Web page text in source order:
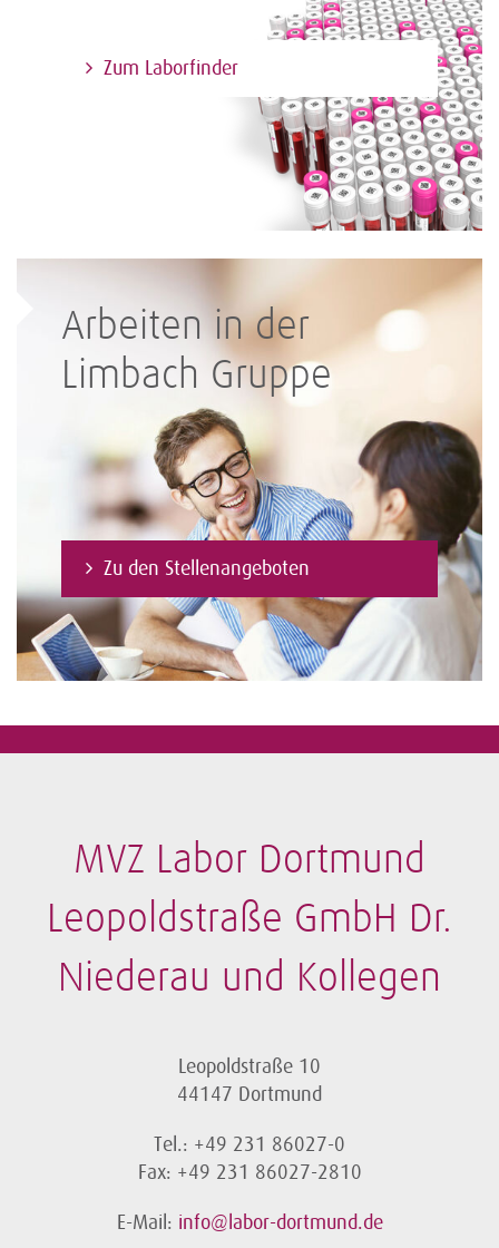
Zum Laborfinder
Arbeiten in der
Limbach Gruppe
Zu den Stellenangeboten
MVZ Labor Dortmund
Leopoldstraße GmbH Dr.
Niederau und Kollegen
Leopoldstraße 10
44147 Dortmund
Tel.: +49 231 86027-0
Fax: +49 231 86027-2810
E-Mail: info@labor-dortmund.de